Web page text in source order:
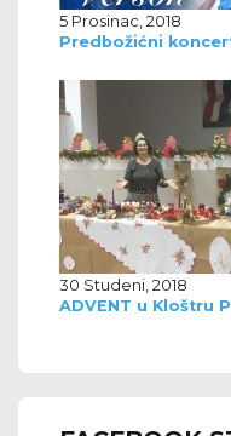
5 Prosinac, 2018
Predbožićni
30 Studeni, 2018
ADVENT u Kloštru